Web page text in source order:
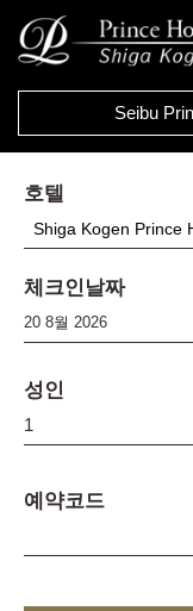
Seibu
호텔
Shiga Kogen Prince
체크인날짜
성인
예약코드